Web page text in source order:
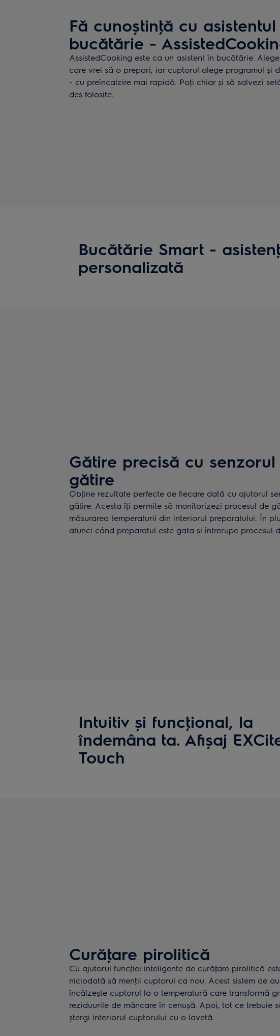
Fă cunoștinţă cu
bucătărie -
AssistedCooking este ca un asistent în bucătărie.
care vrei să o prepari, iar cuptorul alege programul și
- cu preîncalzire mai rapidă. Poţi chiar și să salvezi
des folosite.
Bucătărie Smart -
personalizată
Gătire precisă cu senzorul
gătire
Obţine rezultate perfecte de fiecare dată cu ajutorul
gătire. Acesta îţi permite să monitorizezi procesul de
măsurarea temperaturii din interiorul preparatului. În
atunci când preparatul este gata și întrerupe procesul
Intuitiv și funcţional, la
îndemâna ta. Afișaj
Touch
Curăţare pirolitică
Cu ajutorul funcţiei inteligente de curăţare pirolitică
niciodată să menţii cuptorul ca nou. Acest sistem de
încălzește cuptorul la o temperatură care transformă
reziduurile de mâncare în cenușă. Apoi, tot ce trebuie
ștergi interiorul cuptorului cu o lavetă.